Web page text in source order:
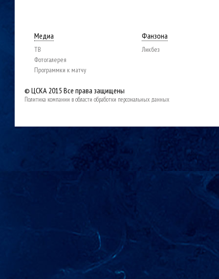
Медиа
ТВ
Фотогалерея
Программки к матчу
Фанзона
Ликбез
© ЦСКА 2015 Все права защищены
Политика компании в области обработки персональных данных